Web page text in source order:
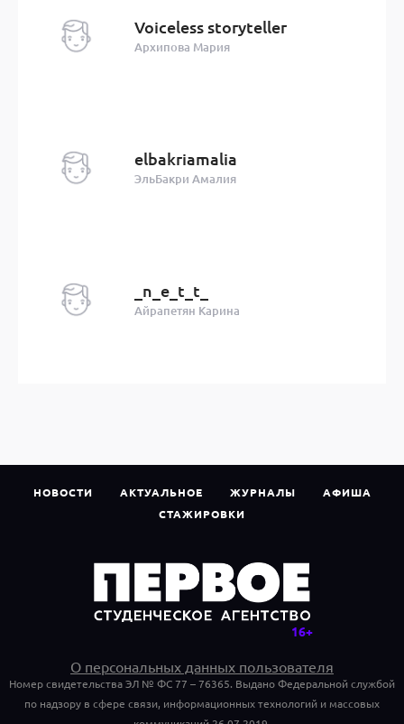
Voiceless storyteller
Архипова Мария
elbakriamalia
ЭльБакри Амалия
_n_e_t_t_
Айрапетян Карина
НОВОСТИ АКТУАЛЬНОЕ ЖУРНАЛЫ
АФИША
СТАЖИРОВКИ
О персональных данных пользователя
Номер свидетельства ЭЛ № ФС 77 – 76365. Выдано Федеральной службой
по надзору в сфере связи, информационных технологий и массовых